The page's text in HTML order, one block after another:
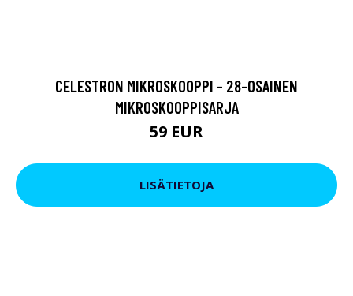
CELESTRON MIKROSKOOPPI - 28-OSAINEN
MIKROSKOOPPISARJA
59 EUR
LISÄTIETOJA